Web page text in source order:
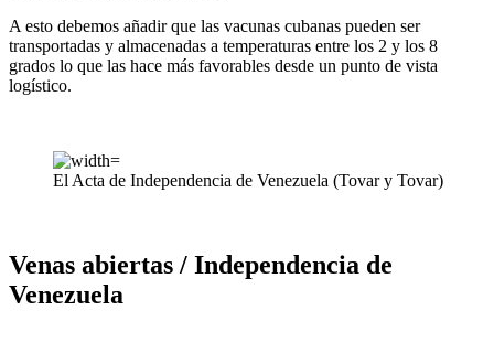
A esto debemos añadir que las vacunas cubanas pueden ser
transportadas y almacenadas a temperaturas entre los 2 y los 8
grados lo que las hace más favorables desde un punto de vista
logístico.
El Acta de Independencia de Venezuela (Tovar y Tovar)
Venas abiertas / Independencia de
Venezuela